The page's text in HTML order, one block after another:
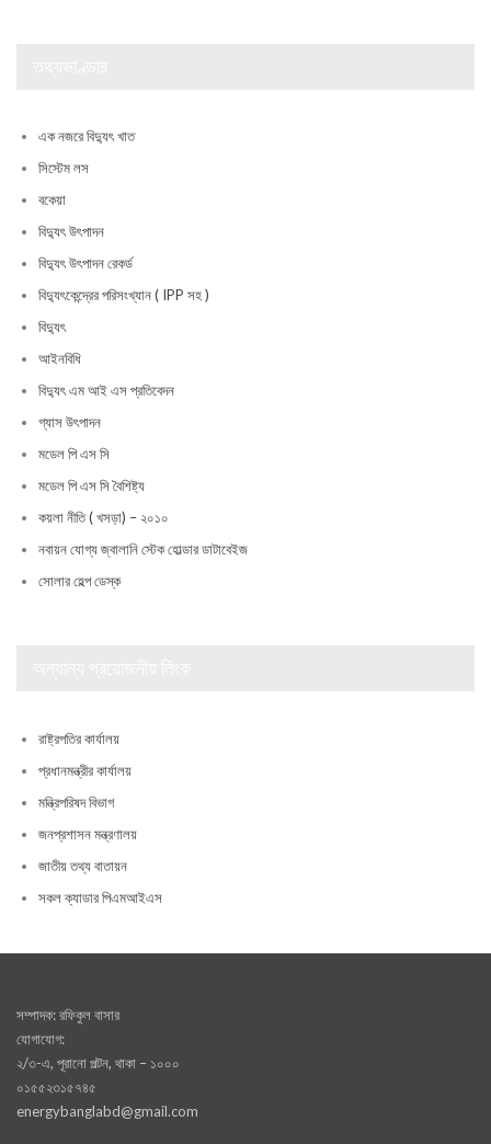
এক নজরে বিদ্যুৎ খাত
সিস্টেম লস
বকেয়া
বিদ্যুৎ উৎপাদন
বিদ্যুৎ উৎপাদন রেকর্ড
বিদ্যুৎকেন্দ্রের পরিসংখ্যান ( IPP সহ )
বিদ্যুৎ
আইনবিধি
বিদ্যুৎ এম আই এস প্রতিবেদন
গ্যাস উৎপাদন
মডেল পি এস সি
মডেল পি এস সি বৈশিষ্ট্য
কয়লা নীতি ( খসড়া) – ২০১০
নবায়ন যোগ্য জ্বালানি স্টেক হোল্ডার ডাটাবেইজ
সোলার হেল্প ডেস্ক
রাষ্ট্রপতির কার্যালয়
প্রধানমন্ত্রীর কার্যালয়
মন্ত্রিপরিষদ বিভাগ
জনপ্রশাসন মন্ত্রণালয়
জাতীয় তথ্য বাতায়ন
সকল ক্যাডার পিএমআইএস
সম্পাদক: রফিকুল বাসার
যোগাযোগ:
২/৩-এ, পূরানো পল্টন, থাকা – ১০০০
০১৫৫২৩১৫৭৪৫
energybanglabd@gmail.com